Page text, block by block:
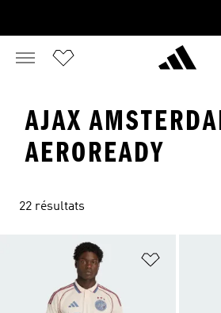
AJAX
AEROREADY
22 résultats
Ajouter